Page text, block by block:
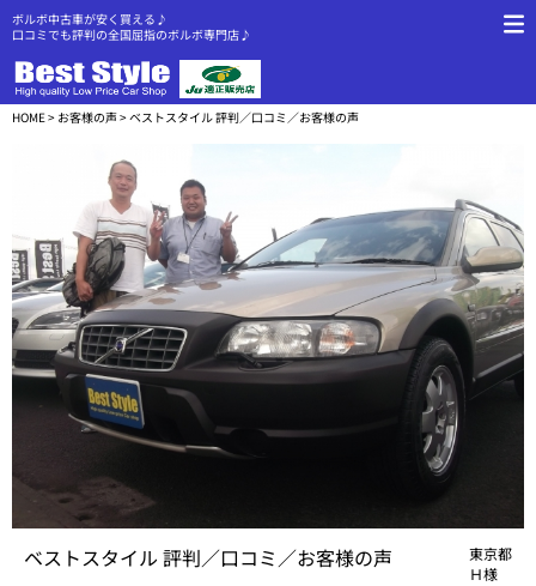
ボルボ中古車が安く買える♪
口コミでも評判の全国屈指のボルボ専門店♪
HOME> お客様の声> ベストスタイル 評判／口コミ／お客様の声
ベストスタイル 評判／口コミ／お客様の声
東京都
Ｈ様